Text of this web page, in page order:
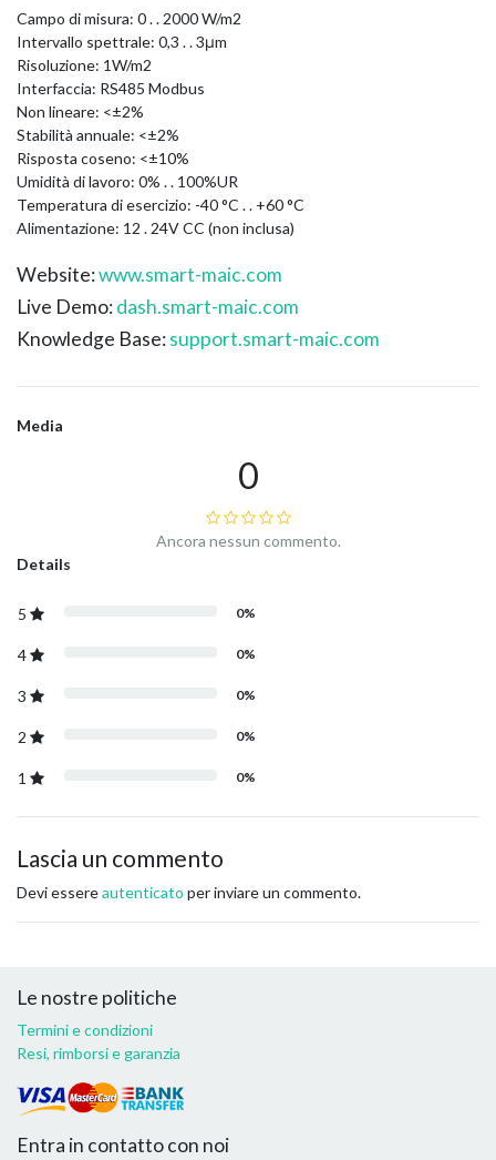
Campo di misura: 0 . . 2000 W/m2
Intervallo spettrale: 0,3 . . 3μm
Risoluzione: 1W/m2
Interfaccia: RS485 Modbus
Non lineare: <±2%
Stabilità annuale: <±2%
Risposta coseno: <±10%
Umidità di lavoro: 0% . . 100%UR
Temperatura di esercizio: -40 °C . . +60 °C
Alimentazione: 12 . 24V CC (non inclusa)
Website:www.smart-maic.com
Live Demo:dash.smart-maic.com
Knowledge Base:support.smart-maic.com
Media
0
Ancora nessun commento.
Details
5 0%
4 0%
3 0%
2 0%
1 0%
Lascia un commento
Devi essereautenticato per inviare un commento.
Le nostre politiche
Termini e condizioni
Resi, rimborsi e garanzia
Entra in contatto con noi